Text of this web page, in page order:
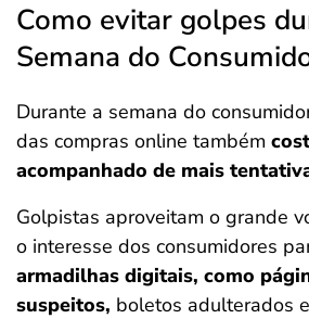
Como evitar golpes
Semana do
Durante a semana do
das compras online também
acompanhado de mais
Golpistas aproveitam o grande
o interesse dos consumidores
armadilhas digitais, como
suspeitos, boletos adulterados